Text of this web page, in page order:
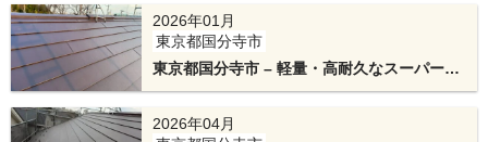
工法
2026年01月
東京都国分寺市
東京都国分寺市 – 軽量・高耐久なスーパーガ
ルテクトでノンアススレートを屋根カバー工
法リフォーム
2026年04月